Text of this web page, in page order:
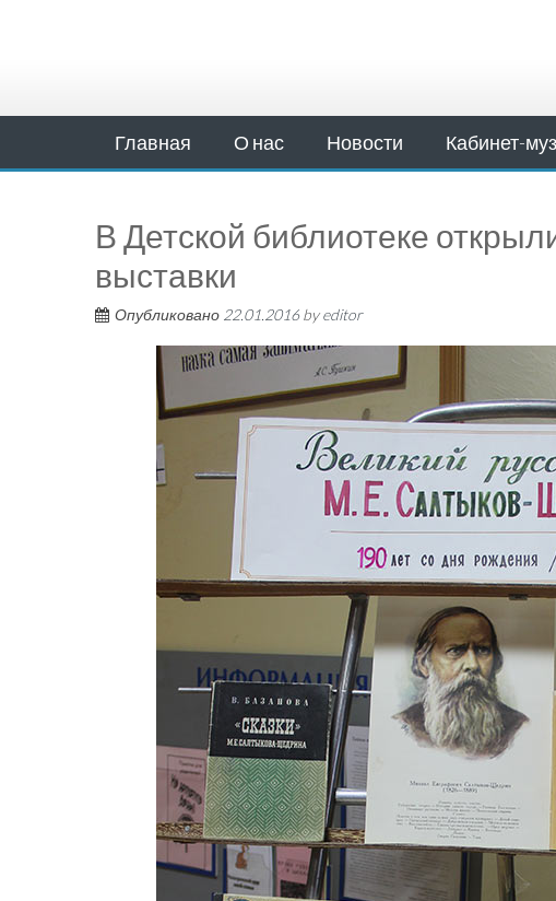
Главная О нас Новости Кабинет-
В Детской библиотеке
выставки
Опубликовано 22.01.2016byeditor